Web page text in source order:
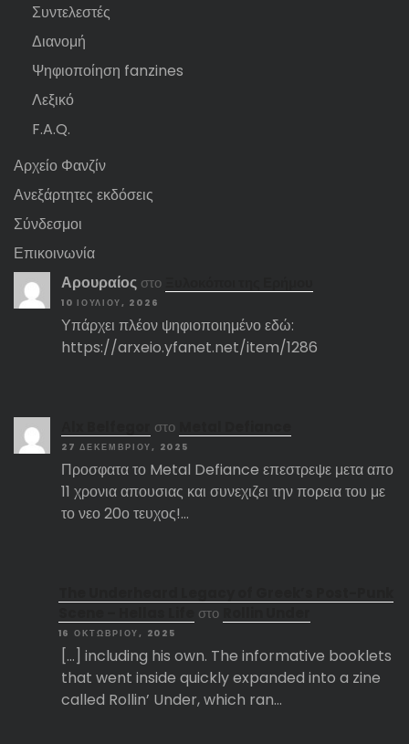
Συντελεστές
Διανομή
Ψηφιοποίηση fanzines
Λεξικό
F.A.Q.
Αρχείο Φανζίν
Ανεξάρτητες εκδόσεις
Σύνδεσμοι
Επικοινωνία
Αρουραίος στο
10 ΙΟΥΛΊΟΥ, 2026
Υπάρχει πλέον ψηφιοποιημένο εδώ:
https://arxeio.yfanet.net/item/1286
στο
27 ΔΕΚΕΜΒΡΊΟΥ, 2025
Προσφατα το Metal Defiance επεστρεψε μετα απο
11 χρονια απουσιας και συνεχιζει την πορεια του με
το νεο 20ο τευχος!…
στο
16 ΟΚΤΩΒΡΊΟΥ, 2025
[…] including his own. The informative booklets
that went inside quickly expanded into a zine
called Rollin’ Under, which ran…